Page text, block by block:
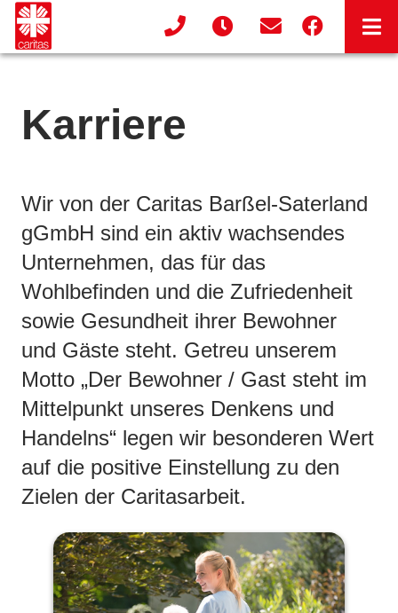
Karriere
Wir von der Caritas Barßel-Saterland
gGmbH sind ein aktiv wachsendes
Unternehmen, das für das
Wohlbefinden und die Zufriedenheit
sowie Gesundheit ihrer Bewohner
und Gäste steht. Getreu unserem
Motto „Der Bewohner / Gast steht im
Mittelpunkt unseres Denkens und
Handelns“ legen wir besonderen Wert
auf die positive Einstellung zu den
Zielen der Caritasarbeit.